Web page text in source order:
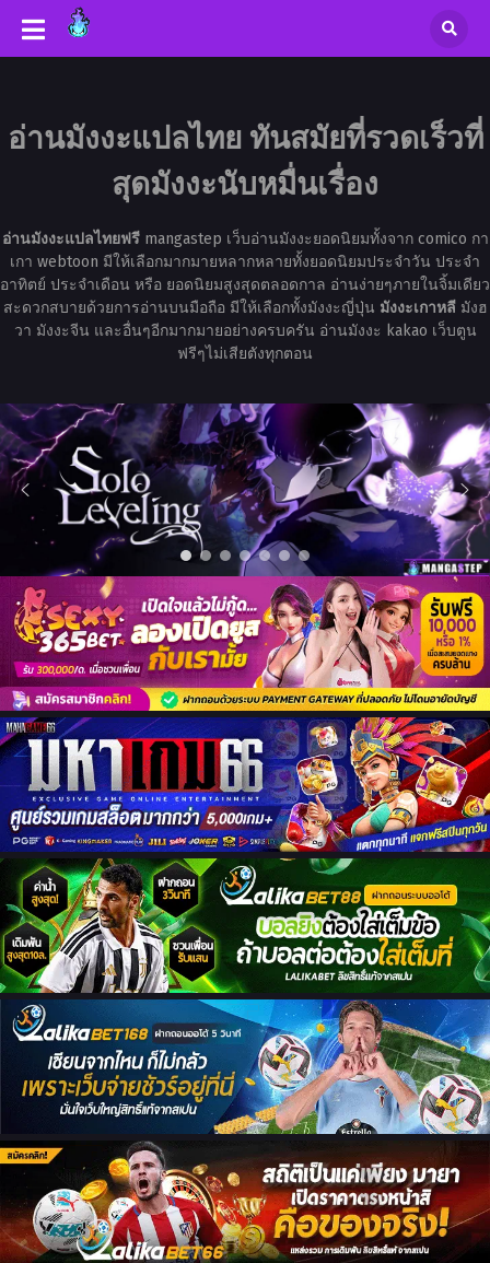
อ่านมังงะแปลไทย ทันสมัยที่รวดเร็วที่
สุดมังงะนับหมื่นเรื่อง
อ่านมังงะแปลไทยฟรีmangastep เว็บอ่านมังงะยอดนิยมทั้งจาก comico กา
เกา webtoon มีให้เลือกมากมายหลากหลายทั้งยอดนิยมประจำวัน ประจำ
อาทิตย์ ประจำเดือน หรือ ยอดนิยมสูงสุดตลอดกาล อ่านง่ายๆภายในจิ้มเดียว
สะดวกสบายด้วยการอ่านบนมือถือ มีให้เลือกทั้งมังงะญี่ปุ่น มังงะเกาหลีมังฮ
วา มังงะจีน และอื่นๆอีกมากมายอย่างครบครัน อ่านมังงะ kakao เว็บตูน
ฟรีๆไม่เสียตังทุกตอน